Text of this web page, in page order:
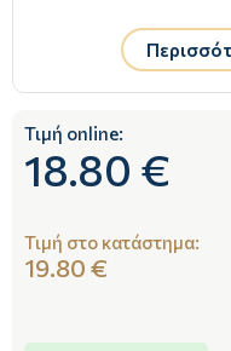
Τιμή online:
18.80 €
Τιμή στο κατάστημα:
19.80 €